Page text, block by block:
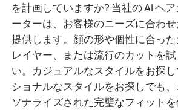
を計画していますか? 当社の AI ヘ
ーターは、お客様のニーズに合わ
提供します。顔の形や個性に合っ
レイヤー、または流行のカットを
い。カジュアルなスタイルをお探
ショナルなスタイルをお探しでも
ソナライズされた完璧なフィットを